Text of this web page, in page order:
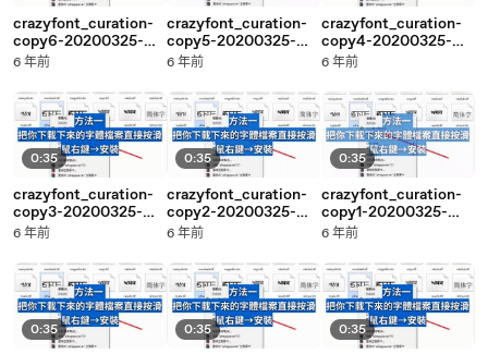
crazyfont_curation-
copy6-20200325-
23:45
6 年前
0:35
crazyfont_curation-
copy3-20200325-
23:44
6 年前
0:35
crazyfont_curation-
copy5-20200325-
23:44
6 年前
0:35
crazyfont_curation-
copy2-20200325-
23:44
6 年前
0:35
crazyfont_curation-
copy4-20200325-
23:44
6 年前
0:35
crazyfont_curation-
copy1-20200325-
23:44
6 年前
0:35